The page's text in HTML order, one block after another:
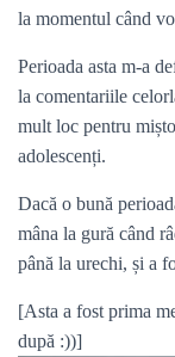
la momentul când
Perioada asta m-a
la comentariile
mult loc pentru
adolescenți.
Dacă o bună
mâna la gură când
până la urechi, și a
[Asta a fost prima
după :))]